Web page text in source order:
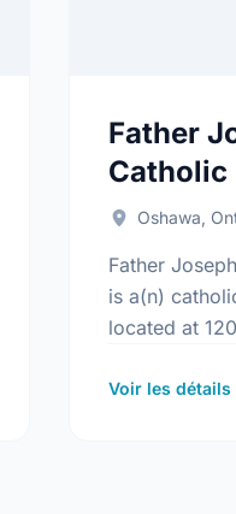
Father
Catholic
Oshawa,
Father
is a(n)
located at
8. It was
Voir les détails